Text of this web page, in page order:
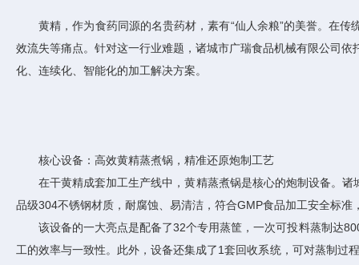
黄精，作为食药同源的名贵药材，素有“仙人余粮”的美誉。在传
效流失等痛点。针对这一行业难题，诸城市广瑞食品机械有限公司依
化、连续化、智能化的加工解决方案。
核心设备：高效黄精蒸煮锅，精准还原炮制工艺
在干黄精成套加工生产线中，黄精蒸煮锅是核心的炮制设备。诸
品级304不锈钢材质，耐腐蚀、易清洁，符合GMP食品加工安全标准
该设备的一大亮点是配备了32个专用蒸筐，一次可投料蒸制达
工的效率与一致性。此外，设备还集成了1套回收系统，可对蒸制